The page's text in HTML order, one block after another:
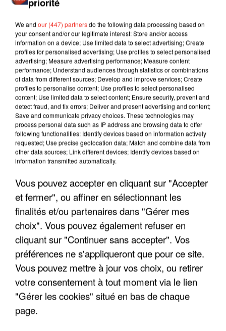
LES INTERVIEWS CHANTE
FRANCE
Voir plus
"JE SUIS À DISPOSITION DES
ENFOIRÉS"
"ON A TOUS LE TRAC"
We and our (447) partnersdo the following data processing based on
your consent and/or our legitimate interest: Store and/or access
information on a device; Use limited data to select advertising; Create
profiles for personalised advertising; Use profiles to select personalised
advertising; Measure advertising performance; Measure content
performance; Understand audiences through statistics or combinations
of data from different sources; Develop and improve services; Create
profiles to personalise content; Use profiles to select personalised
content; Use limited data to select content; Ensure security, prevent and
detect fraud, and fix errors; Deliver and present advertising and content;
Save and communicate privacy choices. These technologies may
process personal data such as IP address and browsing data to offer
following functionalities: Identify devices based on information actively
requested; Use precise geolocation data; Match and combine data from
other data sources; Link different devices; Identify devices based on
information transmitted automatically.
Vous pouvez accepter en cliquant sur "Accepter
et fermer", ou affiner en sélectionnant les
finalités et/ou partenaires dans "Gérer mes
choix". Vous pouvez également refuser en
cliquant sur "Continuer sans accepter". Vos
préférences ne s'appliqueront que pour ce site.
Vous pouvez mettre à jour vos choix, ou retirer
votre consentement à tout moment via le lien
"Gérer les cookies" situé en bas de chaque
page.